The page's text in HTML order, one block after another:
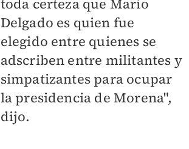
Delgado es quien fue
elegido entre quienes se
adscriben entre militantes y
simpatizantes para ocupar
la presidencia de Morena",
dijo.